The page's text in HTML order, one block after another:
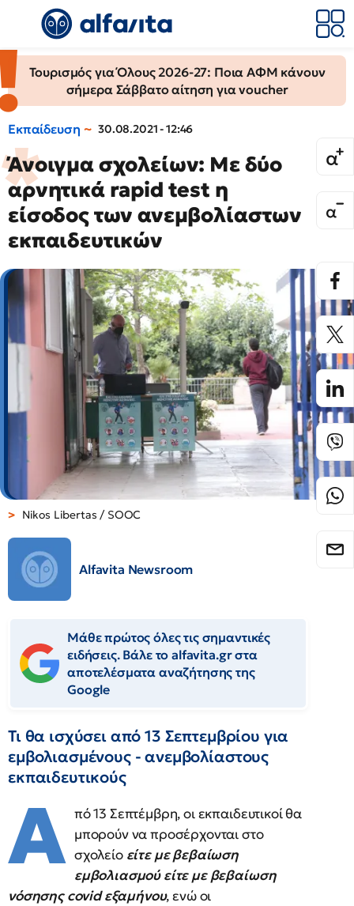
Τουρισμός για Όλους 2026-27: Ποια ΑΦΜ κάνουν
σήμερα Σάββατο αίτηση για voucher
Εκπαίδευση 30.08.2021 - 12:46
Άνοιγμα σχολείων: Με δύο
αρνητικά rapid test η
είσοδος των ανεμβολίαστων
εκπαιδευτικών
Nikos Libertas / SOOC
Alfavita Newsroom
Μάθε πρώτος όλες τις σημαντικές
ειδήσεις. Βάλε το alfavita.gr στα
αποτελέσματα αναζήτησης της
Google
Τι θα ισχύσει από 13 Σεπτεμβρίου για
εμβολιασμένους - ανεμβολίαστους
εκπαιδευτικούς
Α πό 13 Σεπτέμβρη, οι εκπαιδευτικοί θα
μπορούν να προσέρχονται στο
σχολείο είτε με βεβαίωση
εμβολιασμού είτε με βεβαίωση
νόσησης covid εξαμήνου, ενώ οι